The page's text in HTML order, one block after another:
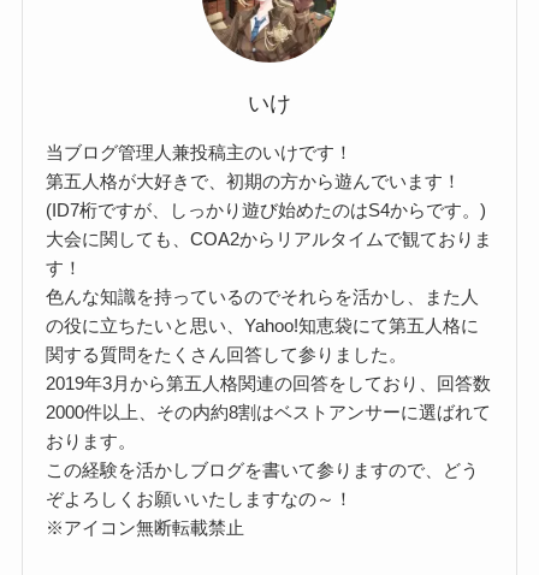
いけ
当ブログ管理人兼投稿主のいけです！
第五人格が大好きで、初期の方から遊んでいます！
(ID7桁ですが、しっかり遊び始めたのはS4からです。)
大会に関しても、COA2からリアルタイムで観ておりま
す！
色んな知識を持っているのでそれらを活かし、また人
の役に立ちたいと思い、Yahoo!知恵袋にて第五人格に
関する質問をたくさん回答して参りました。
2019年3月から第五人格関連の回答をしており、回答数
2000件以上、その内約8割はベストアンサーに選ばれて
おります。
この経験を活かしブログを書いて参りますので、どう
ぞよろしくお願いいたしますなの～！
※アイコン無断転載禁止